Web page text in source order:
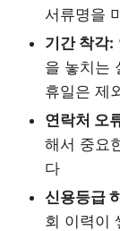
서류명을
기간 착각:
을 놓치는
휴일은 제
연락처 오
해서 중요
다
신용등급
회 이력이